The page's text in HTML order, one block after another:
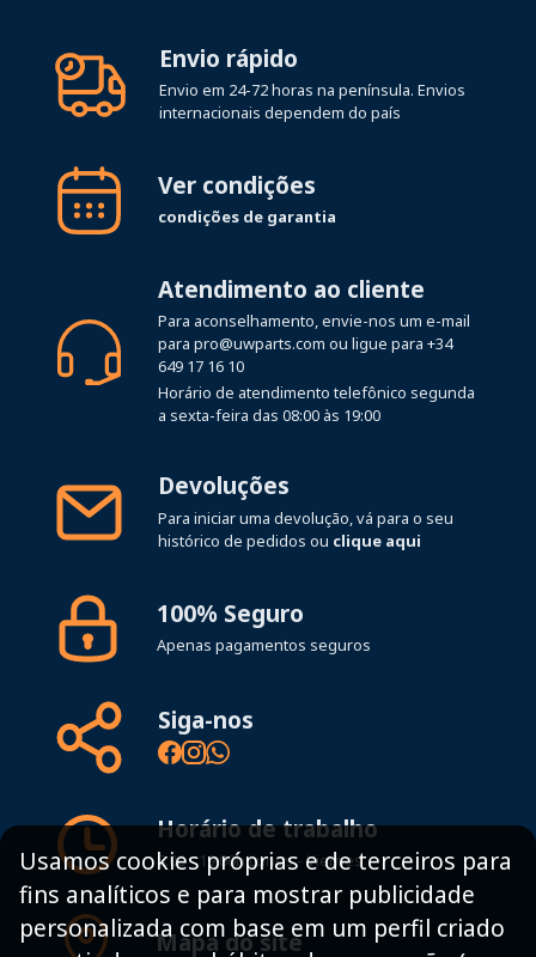
Envio rápido
Envio em 24-72 horas na península. Envios
internacionais dependem do país
Ver condições
condições de garantia
Atendimento ao cliente
Para aconselhamento, envie-nos um e-mail
para pro@uwparts.com ou ligue para +34
649 17 16 10
Horário de atendimento telefônico segunda
a sexta-feira das 08:00 às 19:00
Devoluções
Para iniciar uma devolução, vá para o seu
histórico de pedidos ou clique aqui
100% Seguro
Apenas pagamentos seguros
Siga-nos
Horário de trabalho
8:00 - 19:00h Lunes - Viernes
Mapa do site
Usamos cookies próprias e de terceiros para
fins analíticos e para mostrar publicidade
personalizada com base em um perfil criado